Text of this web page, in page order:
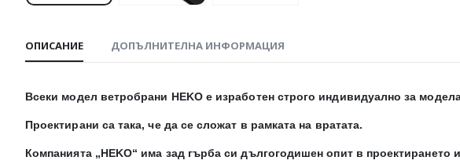
ОПИСАНИЕ ДОПЪЛНИТЕЛНА ИНФОРМАЦИЯ
Всеки модел ветробрани HEKO е изработен строго индивидуално за
Проектирани са така, че да се сложат в рамката на вратата.
Компанията „HEKO“ има зад гърба си дългогодишен опит в